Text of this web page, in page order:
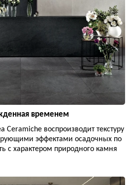
временем
Ceramiche воспроизводит текстуру
эффектами осадочных по
с характером природного камня